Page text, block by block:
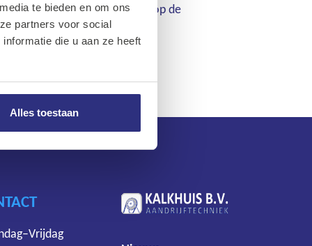
te bieden en om ons
partners voor social
die u aan ze heeft
Alles toestaan
voor professioneel gebruik op de
industrie.